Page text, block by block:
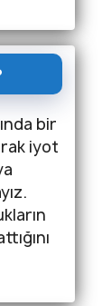
bir
iyot